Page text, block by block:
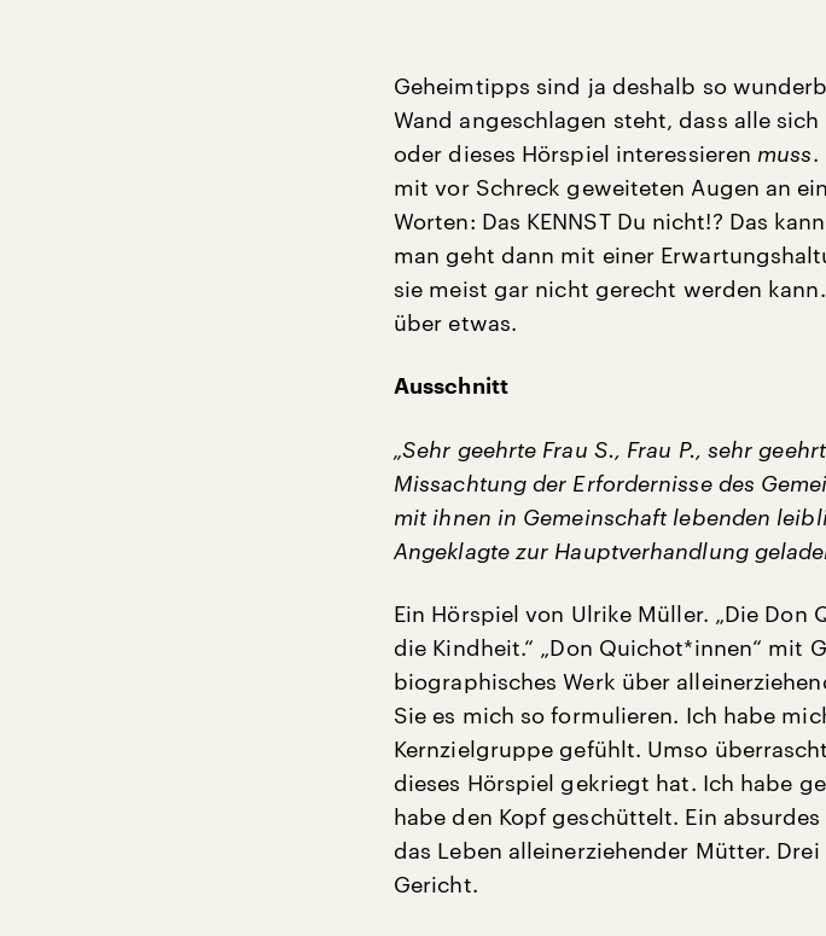
Geheimtipps sind ja deshalb so
Wand angeschlagen steht, dass alle
oder dieses Hörspiel interessieren muss.
mit vor Schreck geweiteten Augen an
Worten: Das KENNST Du nicht!? Das
man geht dann mit einer
sie meist gar nicht gerecht werden
über etwas.
Ausschnitt
„Sehr geehrte Frau S., Frau P., sehr
Missachtung der Erfordernisse des
mit ihnen in Gemeinschaft lebenden
Angeklagte zur Hauptverhandlung
Ein Hörspiel von Ulrike Müller. „Die Don
die Kindheit.“ „Don Quichot*innen“ mit
biographisches Werk über
Sie es mich so formulieren. Ich habe
Kernzielgruppe gefühlt. Umso
dieses Hörspiel gekriegt hat. Ich habe
habe den Kopf geschüttelt. Ein
das Leben alleinerziehender Mütter.
Gericht.